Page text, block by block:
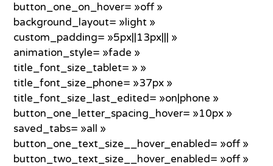
button_one_on_hover= »off »
background_layout= »light »
custom_padding= »5px||13px||| »
animation_style= »fade »
title_font_size_tablet= » »
title_font_size_phone= »37px »
title_font_size_last_edited= »on|phone »
button_one_letter_spacing_hover= »10px »
saved_tabs= »all »
button_one_text_size__hover_enabled= »off »
button_two_text_size__hover_enabled= »off »